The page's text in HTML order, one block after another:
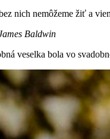
nich nemôžeme žiť a
Baldwin
veselka bola vo